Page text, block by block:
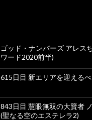
ゴッド・ナンバーズ アレス
ワード2020前半)
615日目 新エリアを迎える
843日目 慧眼無双の大賢者
(聖なる空のエステレラ2)